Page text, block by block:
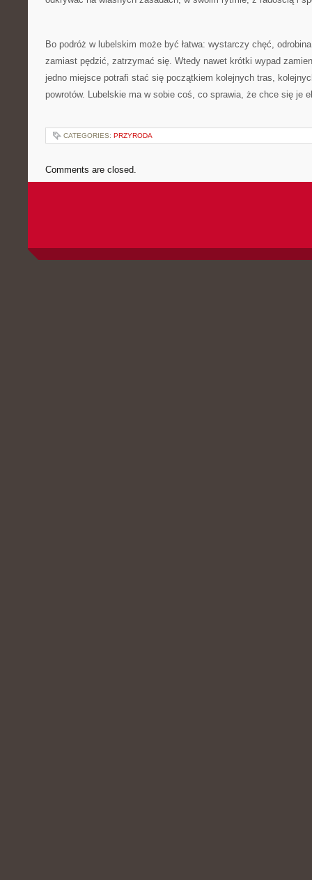
Bo podróż w lubelskim może być łatwa: wystarczy chęć,
zamiast pędzić, zatrzymać się. Wtedy nawet krótki wypad
jedno miejsce potrafi stać się początkiem kolejnych tras,
powrotów. Lubelskie ma w sobie coś, co sprawia, że chce się je
CATEGORIES: PRZYRODA
Comments are closed.